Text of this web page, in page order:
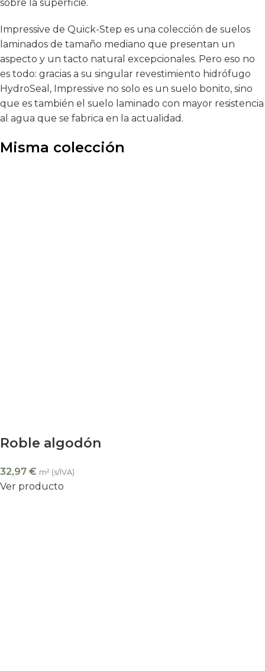
sobre la superficie.
Impressive de Quick-Step es una colección de suelos
laminados de tamaño mediano que presentan un
aspecto y un tacto natural excepcionales. Pero eso no
es todo: gracias a su singular revestimiento hidrófugo
HydroSeal, Impressive no solo es un suelo bonito, sino
que es también el suelo laminado con mayor resistencia
al agua que se fabrica en la actualidad.
Misma colección
Roble algodón
32,97 € m² (s/IVA)
Ver producto